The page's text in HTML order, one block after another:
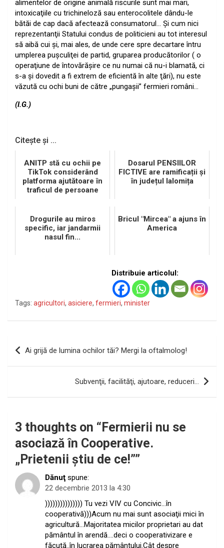
alimentelor de origine animală riscurile sunt mai mari,
intoxicaţiile cu trichineloză sau enterocolitele dându-le
bătăi de cap dacă afectează consumatorul… Şi cum nici
reprezentanţii Statului condus de politicieni au tot interesul
să aibă cui şi, mai ales, de unde cere spre decartare întru
umplerea puşculiţei de partid, gruparea producătorilor ( o
operaţiune de întovărăşire ce nu numai că nu-i blamată, ci
s-a şi dovedit a fi extrem de eficientă în alte ţări), nu este
văzută cu ochi buni de către „pungaşii” fermieri români…
(I.G.)
Citește și ...
ANITP stă cu ochii pe
TikTok considerând
platforma ajutătoare în
traficul de persoane
Dosarul PENSIILOR
FICTIVE are ramificații și
în județul Ialomița
Drogurile au miros
specific, iar jandarmii
nasul fin...
Bricul "Mircea" a ajuns în
America
Distribuie articolul:
Tags: agricultori, asiciere, fermieri, minister
Navigare
Ai grijă de lumina ochilor tăi? Mergi la oftalmolog!
Subvenţii, facilităţi, ajutoare, reduceri…
3 thoughts on “ Fermierii nu se
asociază în Cooperative.
„Prietenii ştiu de ce!””
Dănuţ spune:
22 decembrie 2013 la 4:30
))))))))))))))) Tu vezi VIV cu Concivic…în
cooperativă)))Acum nu mai sunt asociaţii mici în
agricultură…Majoritatea micilor proprietari au dat
pământul în arendă….deci o cooperativizare e
făcută..în lucrarea pământului.Cât despre